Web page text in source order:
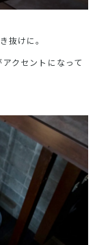
抜けに。
クセントになって